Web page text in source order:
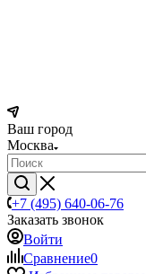
Ваш город
Москва
+7 (495) 640-06-76
Заказать звонок
Войти
Сравнение0